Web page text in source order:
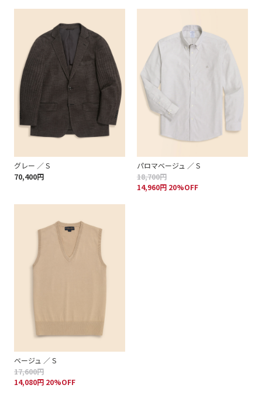
グレー ／ S
70,400円
パロマベージュ ／ S
18,700円
14,960円 20%OFF
ベージュ ／ S
17,600円
14,080円 20%OFF